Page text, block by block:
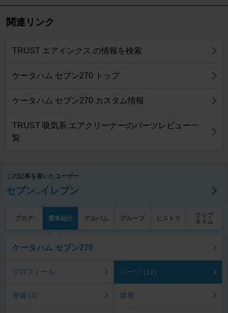
関連リンク
TRUST エアインクス の情報を検索
ケータハム セブン270 トップ
ケータハム セブン270 カスタム情報
TRUST 吸気系 エアクリーナーのパーツレビュー一
覧
この記事を書いたユーザー
セブン..イレブン
ブログ 愛車紹介 アルバム グループ ヒストリ
ラップ
タイム
ケータハム セブン270
プロフィール パーツ (12)
整備 (2) 燃費